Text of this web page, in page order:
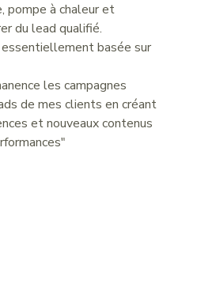
pompe à chaleur et
du lead qualifié.
basée sur
les campagnes
de mes clients en créant
et nouveaux contenus